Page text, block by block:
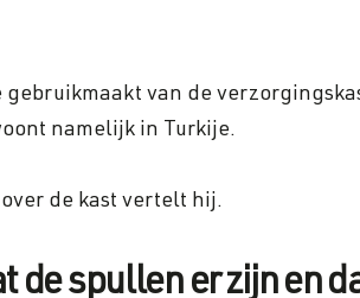
van de
namelijk in Turkije.
de kast vertelt hij.
de spullen er zijn en